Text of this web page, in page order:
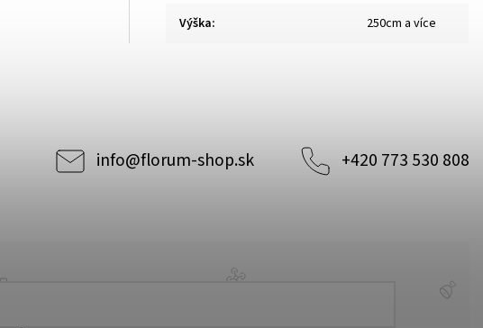
Výška: 250cm a více
info@florum-shop.sk +420 773 530 808